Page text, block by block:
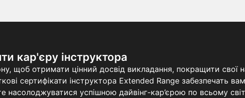
кар'єру інструктора
щоб отримати цінний досвід викладання, покращити свої
сертифікати інструктора Extended Range забезпечать
насолоджуватися успішною дайвінг-кар’єрою по всьому